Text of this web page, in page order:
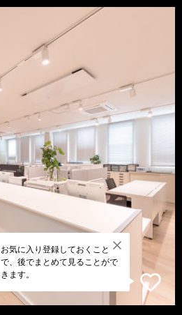
お気に入り登録しておくこと
で、後でまとめて見ることがで
きます。